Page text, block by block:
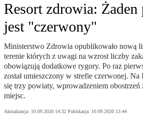
Resort zdrowia:
jest "czerwony"
Ministerstwo Zdrowia opublikowało nową
terenie których z uwagi na wzrost liczby
obowiązują dodatkowe rygory. Po raz
został umieszczony w strefie czerwonej. Na
się trzy powiaty, wprowadzeniem obostrzeń
miejsc.
Aktualizacja: 10.09.2020 14:32 Publikacja: 10.09.2020 13:44